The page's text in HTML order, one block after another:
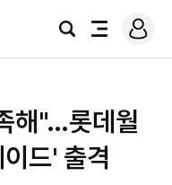
검
전
로
그
해"…롯데월
드' 출격